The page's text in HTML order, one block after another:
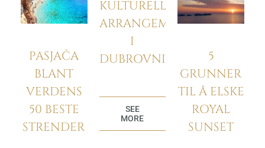
PASJAČA
BLANT
VERDENS
50 BESTE
STRENDER
KULTURELLE
ARRANGEMENTER
I
DUBROVNIK
SEE
MORE
5
GRUNNER
TIL Å ELSKE
ROYAL
SUNSET